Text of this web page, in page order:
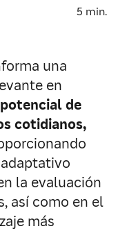
5 min.
una
en
potencial de
cotidianos,
la evaluación
así como en el
más